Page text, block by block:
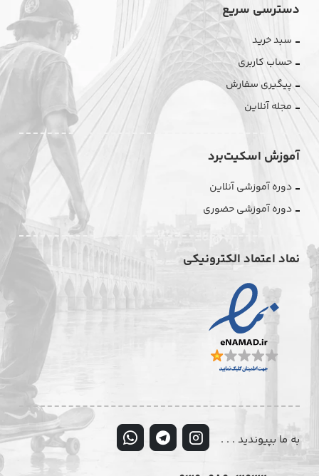
دسترسی سریع
سبد خرید
حساب کاربری
پیگیری سفارش
مجله آنلاین
آموزش اسکیت‌برد
دوره آموزشی آنلاین
دوره آموزشی حضوری
نماد اعتماد الکترونیکی
به ما بپیوندید . . .